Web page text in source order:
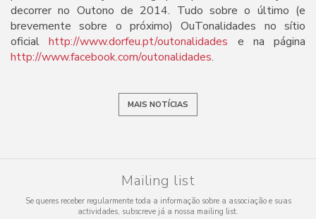
decorrer no Outono de 2014. Tudo sobre o último (e
brevemente sobre o próximo) OuTonalidades no sítio
oficialhttp://www.dorfeu.pt/outonalidades e na página
http://www.facebook.com/outonalidades.
MAIS NOTÍCIAS
Mailing list
Se queres receber regularmente toda a informação sobre a associação e suas
actividades, subscreve já a nossa mailing list.